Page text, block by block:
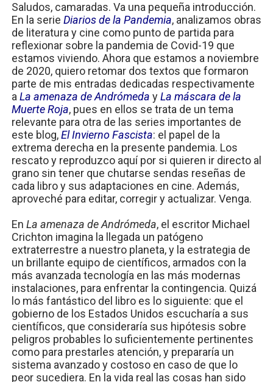
Gentile: Lo que debes entender sobre el fascismo
Definiendo: ¿Qué es el fascismo?
Panorama del nuevo fascismo mundial: Verano de 2026
Llévenmelo fuchachos: El adiós a 'THE BOYS'
Saludos, camaradas. Va una pequeña introducción.
En la serie Diarios de la Pandemia, analizamos obras
de literatura y cine como punto de partida para
reflexionar sobre la pandemia de Covid-19 que
estamos viviendo. Ahora que estamos a noviembre
de 2020,quiero retomar dos textos que formaron
parte de mis entradas dedicadas respectivamente
a La amenaza de Andrómeda yLa máscara de la
Muerte Roja, pues en ellos se trata de un tema
relevante para otra de las series importantes de
este blog,El Invierno Fascista: el papel de la
extrema derecha en la presente pandemia. Los
rescato y reproduzco aquí por si quieren ir directo al
grano sin tener que chutarse sendas reseñas de
cada libro y sus adaptaciones en cine. Además,
aproveché para editar, corregir y actualizar. Venga.
En La amenaza de Andrómeda, el escritor Michael
Crichton imagina la llegada un patógeno
extraterrestre a nuestro planeta, y la estrategia de
un brillante equipo de científicos, armados con la
más avanzada tecnología en las más modernas
instalaciones, para enfrentar la contingencia. Quizá
lo más fantástico del libro es lo siguiente: que el
gobierno de los Estados Unidos escucharía a sus
científicos, que consideraría sus hipótesis sobre
peligros probables lo suficientemente pertinentes
como para prestarles atención, y prepararía un
sistema avanzado y costoso en caso de que lo
peor sucediera. En la vida real las cosas han sido